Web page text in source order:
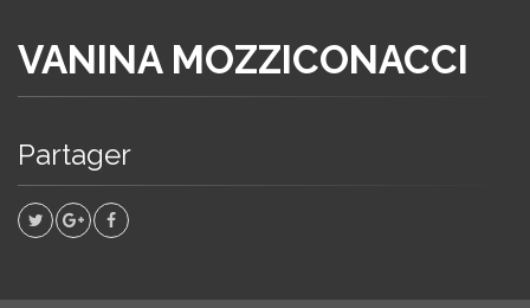
VANINA MOZZICONACCI
Partager